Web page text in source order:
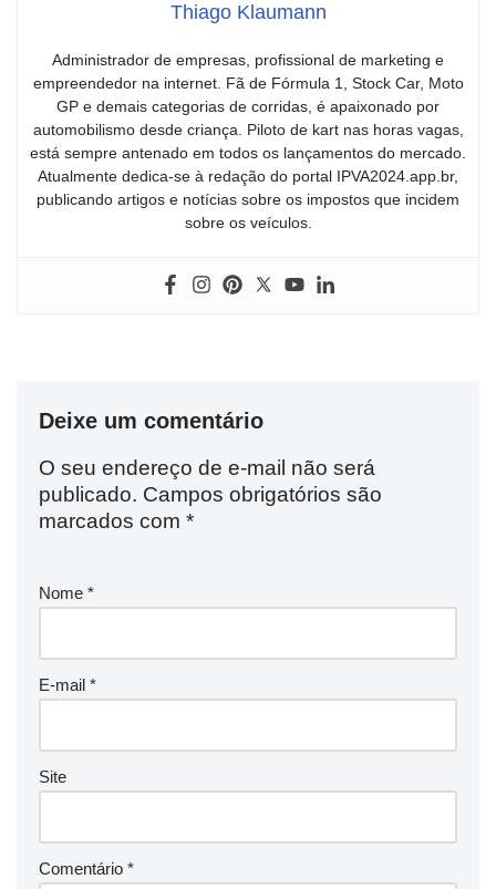
Thiago Klaumann
Administrador de empresas, profissional de marketing e
empreendedor na internet. Fã de Fórmula 1, Stock Car, Moto
GP e demais categorias de corridas, é apaixonado por
automobilismo desde criança. Piloto de kart nas horas vagas,
está sempre antenado em todos os lançamentos do mercado.
Atualmente dedica-se à redação do portal IPVA2024.app.br,
publicando artigos e notícias sobre os impostos que incidem
sobre os veículos.
Deixe um comentário
O seu endereço de e-mail não será
publicado. Campos obrigatórios são
marcados com *
Nome *
E-mail *
Site
Comentário *